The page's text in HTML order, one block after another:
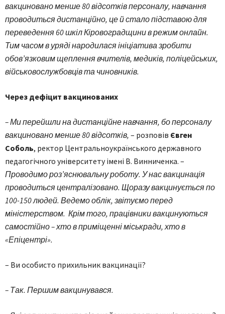
вакциновано менше 80 відсотків персоналу, навчання
проводиться дистанційно, це й стало підставою для
переведення 60 шкіл Кіровоградщини в режим онлайн.
Тим часом в уряді народилася ініціатива зробити
обов’язковим щеплення вчителів, медиків, поліцейських,
військовослужбовців та чиновників.
Через дефіцит вакцинованих
– Ми перейшли на дистанційне навчання, бо персоналу
вакциновано менше 80 відсотків, – розповів Євген
Соболь, ректор Центральноукраїнського державного
педагогічного університету імені В. Винниченка. –
Проводимо роз’яснювальну роботу. У нас вакцинація
проводиться централізовано. Щоразу вакцинується по
100-150 людей. Ведемо облік, звітуємо перед
міністерством. Крім того, працівники вакцинуються
самостійно – хто в приміщенні міськради, хто в
«Епіцентрі».
– Ви особисто прихильник вакцинації?
– Так. Першим вакцинувався.